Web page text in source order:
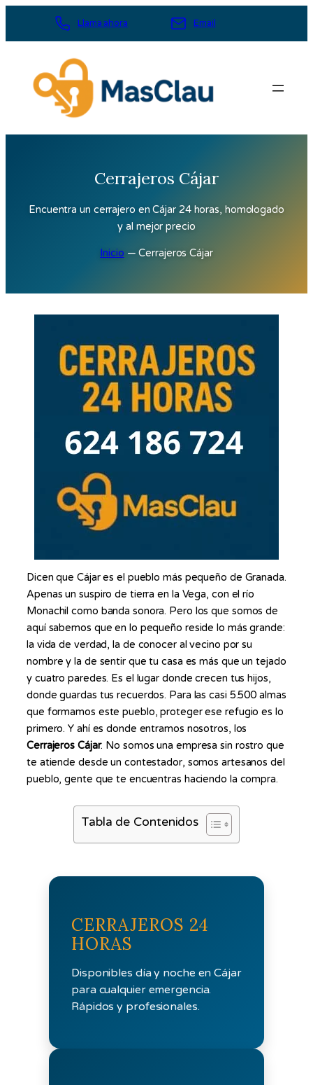
Llama ahora Email
Cerrajeros Cájar
Encuentra un cerrajero en Cájar 24 horas, homologado
y al mejor precio
Inicio —Cerrajeros Cájar
Dicen que Cájar es el pueblo más pequeño de Granada.
Apenas un suspiro de tierra en la Vega, con el río
Monachil como banda sonora. Pero los que somos de
aquí sabemos que en lo pequeño reside lo más grande:
la vida de verdad, la de conocer al vecino por su
nombre y la de sentir que tu casa es más que un tejado
y cuatro paredes. Es el lugar donde crecen tus hijos,
donde guardas tus recuerdos. Para las casi 5.500 almas
que formamos este pueblo, proteger ese refugio es lo
primero. Y ahí es donde entramos nosotros, los
Cerrajeros Cájar. No somos una empresa sin rostro que
te atiende desde un contestador, somos artesanos del
pueblo, gente que te encuentras haciendo la compra.
Tabla de Contenidos
CERRAJEROS 24
HORAS
Disponibles día y noche en Cájar
para cualquier emergencia.
Rápidos y profesionales.